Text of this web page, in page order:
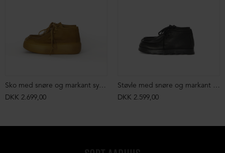
Sko med snøre og markant syning
DKK 2.699,00
Støvle med snøre og markant syning
DKK 2.599,00